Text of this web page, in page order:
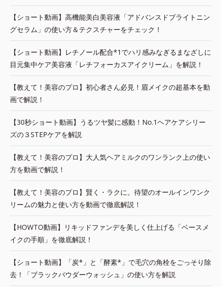
【ショート動画】高機能美白美容液「アドバンスドブライトニン
グセラム」の使い方＆テクスチャーをチェック！
【ショート動画】レチノール配合*1でハリ感みなぎるまなざしに
目元集中ケア美容液「レチフォーカスアイクリーム」を解説！
【教えて！美容のプロ】初心者さん必見！眉メイクの超基本を動
画で解説！
【30秒ショート動画】うるツヤ髪に感動！No.1ヘアケアシリー
ズの３STEPケアを解説
【教えて！美容のプロ】大人気ヘアミルクのワンランク上の使い
方を動画で解説！
【教えて！美容のプロ】賢く・ラクに。待望のオールインワンク
リームの魅力と使い方を動画で徹底解説！
【HOWTO動画】リキッドファンデを美しく仕上げる「ベースメ
イクの手順」を徹底解説！
【ショート動画】「炭*」と「酵素*」で毛穴の角栓をごっそり除
去！「ブラックパウダーウォッシュ」の使い方を解説